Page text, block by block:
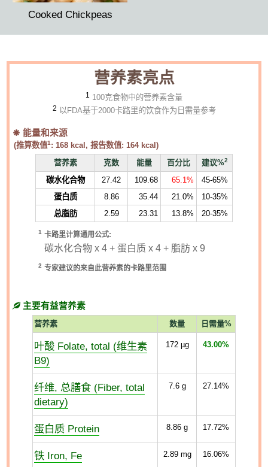
Cooked Chickpeas
营养素亮点
1 100克食物中的营养素含量
2 以FDA基于2000卡路里的饮食作为日需量参考
能量和来源
(推算数值1 :168 kcal, 报告数值:164kcal)
营养素
克数 能量 百分比 建议%2
碳水化合物 27.42 109.68 65.1%
45-65%
蛋白质
8.86 35.44 21.0%
10-35%
总脂肪
2.59 23.31 13.8% 20-35%
1 卡路里计算通用公式:
碳水化合物 x 4 + 蛋白质 x 4 + 脂肪 x 9
2 专家建议的来自此营养素的卡路里范围
主要有益营养素
营养素 数量 日需量%
叶酸 Folate, total (维生素
B9)
172µg 43.00%
纤维, 总膳食 (Fiber, total
dietary)
7.6g 27.14%
蛋白质 Protein 8.86 g 17.72%
铁 Iron, Fe 2.89mg 16.06%